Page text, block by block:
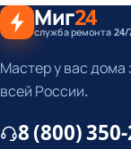
Миг24
служба ремонта 24/
Мастер у вас дома
всей России.
8 (800)